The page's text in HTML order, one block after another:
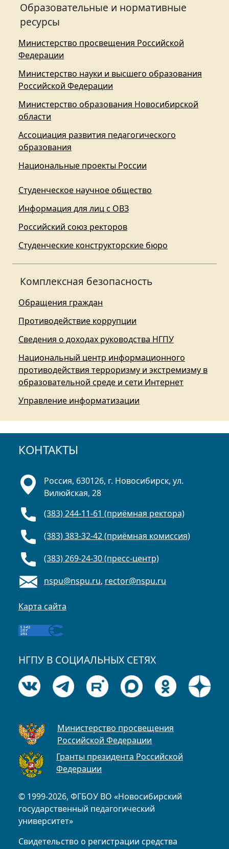
Образовательные и нормативные
ресурсы
Министерство просвещения Российской
Федерации
Министерство науки и высшего образования
Российской Федерации
Министерство образования Новосибирской
области
Ассоциация развития педагогического
образования
Национальные проекты России
Студенческое научное общество
Информация для лиц с ОВЗ
Российский союз ректоров
Студенческие конструкторские бюро
Комплексная безопасность
Обращения граждан
Противодействие коррупции
Сведения о доходах руководства НГПУ
Национальный центр информационного
противодействия терроризму и экстремизму в
образовательной среде и сети Интернет
Управление информатизации
КОНТАКТЫ
© 1999-2026, ФГБОУ ВО «Новосибирский
государственный педагогический
университет»
Свидетельство о регистрации средства
Россия, 630126, г. Новосибирск, ул.
Вилюйская, 28
(383) 244-11-61 (приёмная ректора)
(383) 383-32-42 (приёмная комиссия)
(383) 269-24-30 (пресс-центр)
nspu@nspu.ru, rector@nspu.ru
Карта сайта
НГПУ В СОЦИАЛЬНЫХ СЕТЯХ
Министерство просвещения
Российской Федерации
Гранты президента Российской
Федерации